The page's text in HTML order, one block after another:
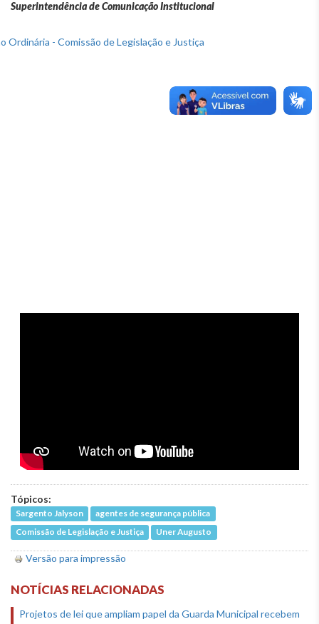
Superintendência de Comunicação Institucional
Tópicos:
Sargento Jalyson
agentes de segurança pública
Comissão de Legislação e Justiça
Uner Augusto
Versão para impressão
NOTÍCIAS RELACIONADAS
Projetos de lei que ampliam papel da Guarda Municipal recebem